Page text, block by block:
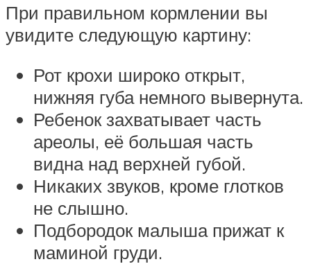
При правильном кормлении вы
увидите следующую картину:
Рот крохи широко открыт,
нижняя губа немного вывернута.
Ребенок захватывает часть
ареолы, её большая часть
видна над верхней губой.
Никаких звуков, кроме глотков
не слышно.
Подбородок малыша прижат к
маминой груди.